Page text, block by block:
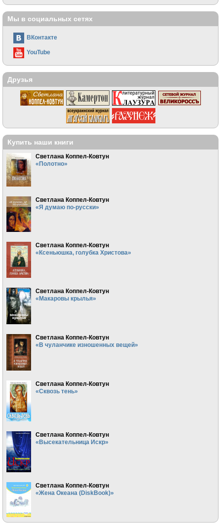
Мы в социальных сетях
ВКонтакте
YouTube
Друзья
Купить наши книги
Светлана Коппел-Ковтун
«Полотно»
Светлана Коппел-Ковтун
«Я думаю по-русски»
Светлана Коппел-Ковтун
«Ксеньюшка, голубка Христова»
Светлана Коппел-Ковтун
«Макаровы крылья»
Светлана Коппел-Ковтун
«В чуланчике изношенных вещей»
Светлана Коппел-Ковтун
«Сквозь тень»
Светлана Коппел-Ковтун
«Высекательница Искр»
Светлана Коппел-Ковтун
«Жена Океана (DiskBook)»